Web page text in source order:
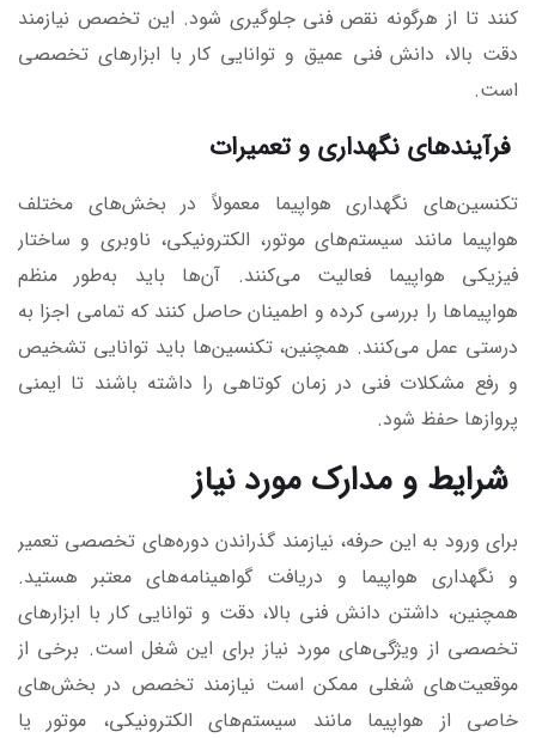
کنند تا از هرگونه نقص فنی جلوگیری شود. این تخصص نیازمند
دقت بالا، دانش فنی عمیق و توانایی کار با ابزارهای تخصصی
است.
فرآیندهای نگهداری و تعمیرات
تکنسین‌های نگهداری هواپیما معمولاً در بخش‌های مختلف
هواپیما مانند سیستم‌های موتور، الکترونیکی، ناوبری و ساختار
فیزیکی هواپیما فعالیت می‌کنند. آن‌ها باید به‌طور منظم
هواپیماها را بررسی کرده و اطمینان حاصل کنند که تمامی اجزا به
درستی عمل می‌کنند. همچنین، تکنسین‌ها باید توانایی تشخیص
و رفع مشکلات فنی در زمان کوتاهی را داشته باشند تا ایمنی
پروازها حفظ شود.
شرایط و مدارک مورد نیاز
برای ورود به این حرفه، نیازمند گذراندن دوره‌های تخصصی تعمیر
و نگهداری هواپیما و دریافت گواهینامه‌های معتبر هستید.
همچنین، داشتن دانش فنی بالا، دقت و توانایی کار با ابزارهای
تخصصی از ویژگی‌های مورد نیاز برای این شغل است. برخی از
موقعیت‌های شغلی ممکن است نیازمند تخصص در بخش‌های
خاصی از هواپیما مانند سیستم‌های الکترونیکی، موتور یا